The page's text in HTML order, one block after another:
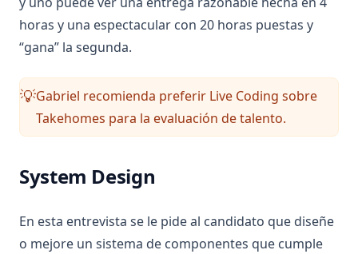
horas y una espectacular con 20 horas puestas y
“gana” la segunda.
💡Gabriel recomienda preferir Live Coding sobre
Takehomes para la evaluación de talento.
System Design
En esta entrevista se le pide al candidato que diseñe
o mejore un sistema de componentes que cumple